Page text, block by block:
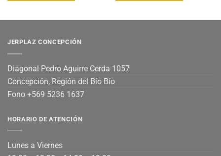
JERPLAZ CONCEPCIÓN
Diagonal Pedro Aguirre Cerda 1057
Concepción, Región del Bío Bío
Fono +569 5236 1637
HORARIO DE ATENCIÓN
Lunes a Viernes